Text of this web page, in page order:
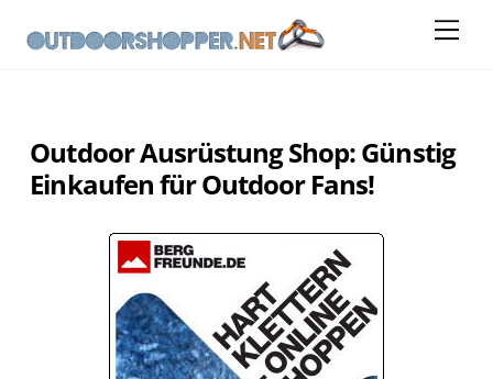
content
Outdoor Ausrüstung Shop: Günstig
Einkaufen für Outdoor Fans!